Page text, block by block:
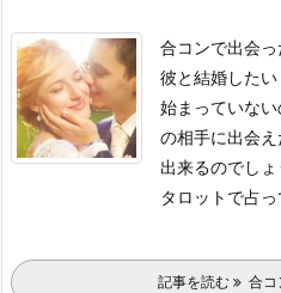
合コンで出会っ
彼と結婚した
始まっていな
の相手に出会
出来るのでし
タロットで占っ
記事を読む 合コ